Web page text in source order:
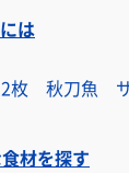
は
枚 秋刀魚
材を探す